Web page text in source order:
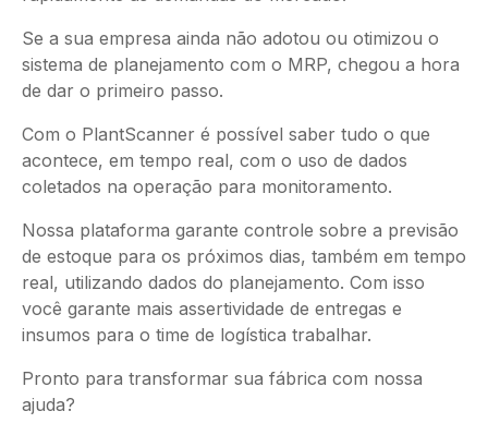
Se a sua empresa ainda não adotou ou otimizou o
sistema de planejamento com o MRP, chegou a hora
de dar o primeiro passo.
Com o PlantScanner é possível saber tudo o que
acontece, em tempo real, com o uso de dados
coletados na operação para monitoramento.
Nossa plataforma garante controle sobre a previsão
de estoque para os próximos dias, também em tempo
real, utilizando dados do planejamento. Com isso
você garante mais assertividade de entregas e
insumos para o time de logística trabalhar.
Pronto para transformar sua fábrica com nossa
ajuda?